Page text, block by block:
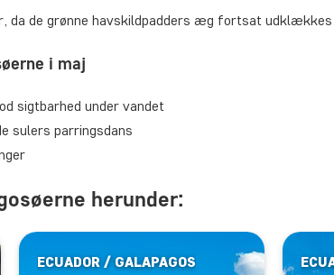
da de grønne havskildpadders æg fortsat udklækkes
i maj
sigtbarhed under vandet
sulers parringsdans
herunder:
ECUADOR / GALAPAGOS